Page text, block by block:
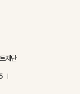
재단